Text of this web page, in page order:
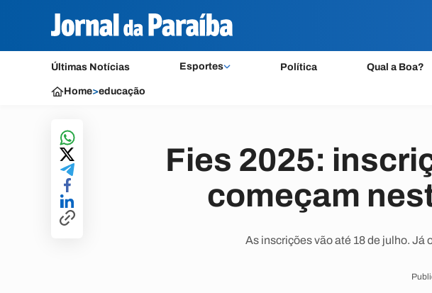
Últimas Notícias Esportes Política Qual a Boa?
Home>educação
Fies 2025:
começam
As inscrições vão até 18 de julho. Já